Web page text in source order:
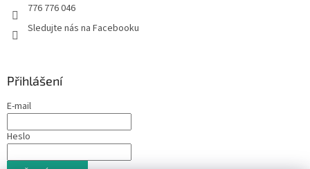
776 776 046
Sledujte nás na Facebooku
Přihlášení
E-mail
Heslo